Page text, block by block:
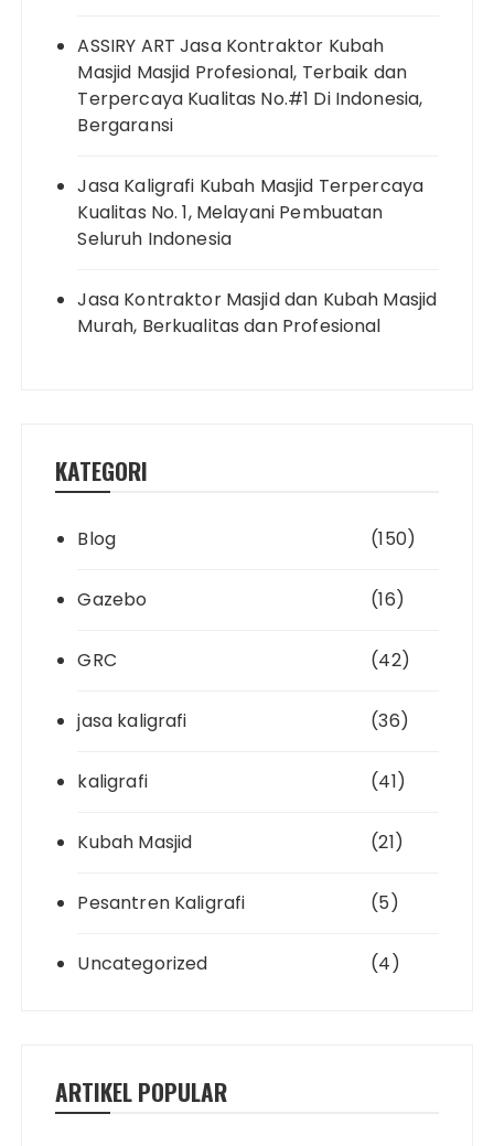
ASSIRY ART Jasa Kontraktor Kubah
Masjid Masjid Profesional, Terbaik dan
Terpercaya Kualitas No.#1 Di Indonesia,
Bergaransi
Jasa Kaligrafi Kubah Masjid Terpercaya
Kualitas No. 1, Melayani Pembuatan
Seluruh Indonesia
Jasa Kontraktor Masjid dan Kubah Masjid
Murah, Berkualitas dan Profesional
KATEGORI
Blog (150)
Gazebo (16)
GRC (42)
jasa kaligrafi (36)
kaligrafi (41)
Kubah Masjid (21)
Pesantren Kaligrafi (5)
Uncategorized (4)
ARTIKEL POPULAR